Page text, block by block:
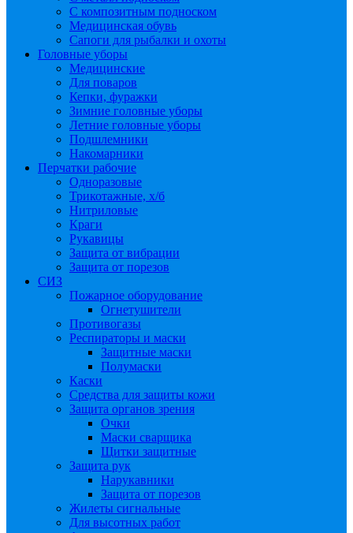
С композитным подноском
Медицинская обувь
Сапоги для рыбалки и охоты
Головные уборы
Медицинские
Для поваров
Кепки, фуражки
Зимние головные уборы
Летние головные уборы
Подшлемники
Накомарники
Перчатки рабочие
Одноразовые
Трикотажные, х/б
Нитриловые
Краги
Рукавицы
Защита от вибрации
Защита от порезов
СИЗ
Пожарное оборудование
Огнетушители
Противогазы
Респираторы и маски
Защитные маски
Полумаски
Каски
Средства для защиты кожи
Защита органов зрения
Очки
Маски сварщика
Щитки защитные
Защита рук
Нарукавники
Защита от порезов
Жилеты сигнальные
Для высотных работ